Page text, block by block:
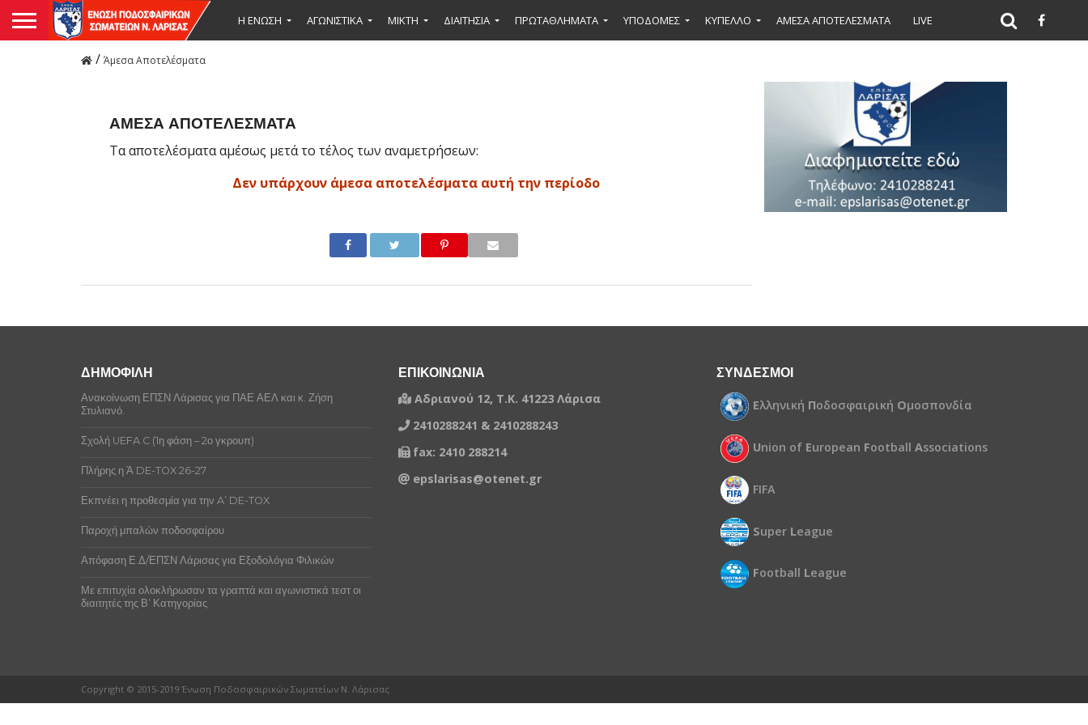
Η ΕΝΩΣΗ ΑΓΩΝΙΣΤΙΚΑ ΜΙΚΤΉ ΔΙΑΙΤΗΣΙΑ ΠΡΩΤΑΘΛΗΜΑΤΑ ΥΠΟΔΟΜΕΣ ΚΥΠΕΛΛΟ ΑΜΕΣΑ ΑΠΟΤΕΛΕΣΜΑΤΑ LIVE
/ Άμεσα Αποτελέσματα
ΑΜΕΣΑ ΑΠΟΤΕΛΕΣΜΑΤΑ
Τα αποτελέσματα αμέσως μετά το τέλος των αναμετρήσεων:
Δεν υπάρχουν άμεσα αποτελέσματα αυτή την περίοδο
ΔΗΜΟΦΙΛΗ
Ανακοίνωση ΕΠΣΝ Λάρισας για ΠΑΕ ΑΕΛ και κ. Ζήση
Στυλιανό.
Σχολή UEFA C (1η φάση – 2ο γκρουπ)
Πλήρης η Ά DE-TOX 26-27
Εκπνέει η προθεσμία για την A’ DE-TOX
Παροχή μπαλών ποδοσφαίρου
Απόφαση Ε.Δ/ΕΠΣΝ Λάρισας για Εξοδολόγια Φιλικών
Με επιτυχία ολοκλήρωσαν τα γραπτά και αγωνιστικά τεστ οι
διαιτητές της Β’ Κατηγορίας
ΕΠΙΚΟΙΝΩΝΙΑ
Αδριανού 12, Τ.Κ. 41223 Λάρισα
2410288241 & 2410288243
fax: 2410 288214
epslarisas@otenet.gr
ΣΥΝΔΕΣΜΟΙ
Ελληνική Ποδοσφαιρική Ομοσπονδία
Union of European Football Associations
FIFA
Super League
Football League
Copyright © 2015-2019 Ένωση Ποδοσφαιρικών Σωματείων Ν. Λάρισας